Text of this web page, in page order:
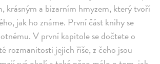
krásným a bizarním hmyzem, který tvoří
jak ho známe. První část knihy se
V první kapitole se dočtete o
rozmanitosti jejich říše, z čeho jsou